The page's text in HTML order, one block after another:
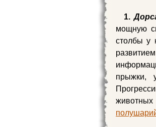
1.
мощную
столбы у
прыжки,